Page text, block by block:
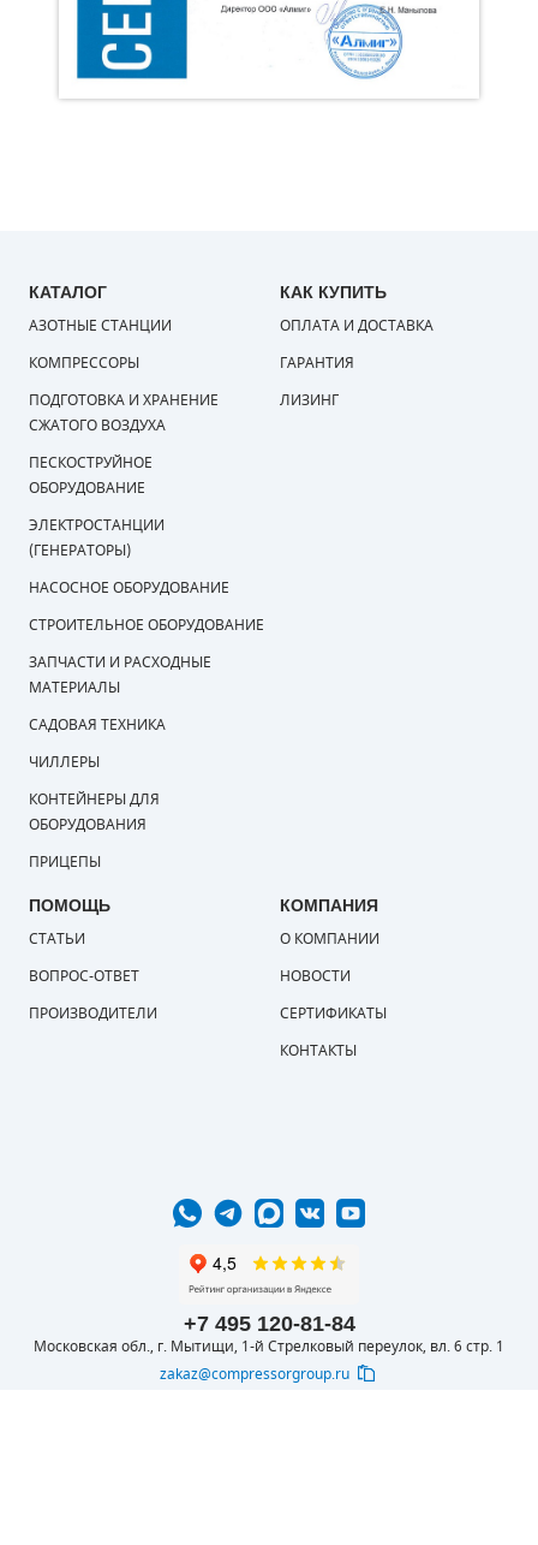
+7 495 120-81-84
Московская обл., г. Мытищи, 1-й Стрелковый переулок, вл. 6 стр. 1
zakaz@compressorgroup.ru
КАТАЛОГ
АЗОТНЫЕ СТАНЦИИ
КОМПРЕССОРЫ
ПОДГОТОВКА И ХРАНЕНИЕ
СЖАТОГО ВОЗДУХА
ПЕСКОСТРУЙНОЕ
ОБОРУДОВАНИЕ
ЭЛЕКТРОСТАНЦИИ
(ГЕНЕРАТОРЫ)
НАСОСНОЕ ОБОРУДОВАНИЕ
СТРОИТЕЛЬНОЕ ОБОРУДОВАНИЕ
ЗАПЧАСТИ И РАСХОДНЫЕ
МАТЕРИАЛЫ
САДОВАЯ ТЕХНИКА
ЧИЛЛЕРЫ
КОНТЕЙНЕРЫ ДЛЯ
ОБОРУДОВАНИЯ
ПРИЦЕПЫ
КАК КУПИТЬ
ОПЛАТА И ДОСТАВКА
ГАРАНТИЯ
ЛИЗИНГ
ПОМОЩЬ
СТАТЬИ
ВОПРОС-ОТВЕТ
ПРОИЗВОДИТЕЛИ
КОМПАНИЯ
О КОМПАНИИ
НОВОСТИ
СЕРТИФИКАТЫ
КОНТАКТЫ